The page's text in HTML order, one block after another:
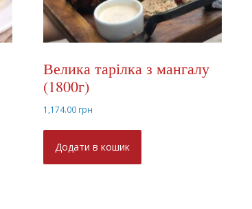
Велика тарілка з мангалу
(1800г)
1,174.00 грн
Додати в кошик